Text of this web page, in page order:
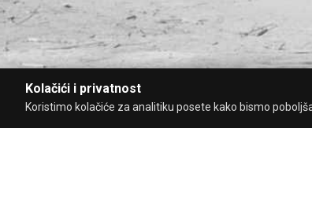
Kolačići i privatnost
Koristimo kolačiće za analitiku posete kako bismo